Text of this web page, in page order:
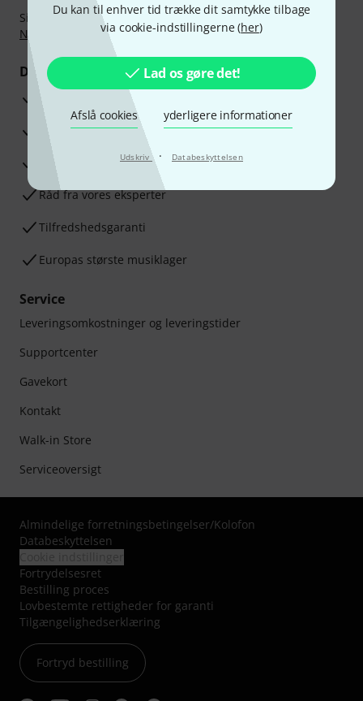
Du kan til enhver tid trække dit samtykke tilbage
via cookie-indstillingerne (her)
Lad os gøre det!
Afslå cookies yderligere informationer
Udskriv · Databeskyttelsen
Sikker betaling med Bankoverførsel, PayPal,Klarna Betal
Nu
Klarna betaling i ratereller Kreditkort.
Dine fordele
3 års Thomann Garanti
30 dages money back garanti
Reparationsservice
Råd fra vores eksperter
Tilfredshedsgaranti
Europas største musiklager
Service
Leveringsomkostninger og leveringstider
Supportcenter
Gavekort
Kontakt
Walk-in Store
Serviceoversigt
Almindelige forretningsbetingelser/Kolofon
Databeskyttelsen
Fortrydelsesret
Bestilling proces
Lovbestemte rettigheder for garanti
Tilgængelighedserklæring
Fortryd bestilling